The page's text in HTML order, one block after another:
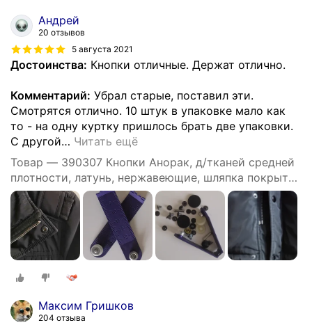
Андрей
20 отзывов
5 августа 2021
Достоинства: Кнопки отличные. Держат отлично.
Комментарий: Убрал старые, поставил эти.
Смотрятся отлично. 10 штук в упаковке мало как
то - на одну куртку пришлось брать две упаковки.
С другой… Читать ещё
Товар — 390307 Кнопки Анорак, д/тканей средней
плотности, латунь, нержавеющие, шляпка покрыта
лаком, 15мм, ч
Максим Гришков
204 отзыва